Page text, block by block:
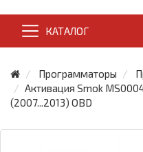
КАТАЛОГ
Программаторы
Активация Smok
(2007...2013) OBD